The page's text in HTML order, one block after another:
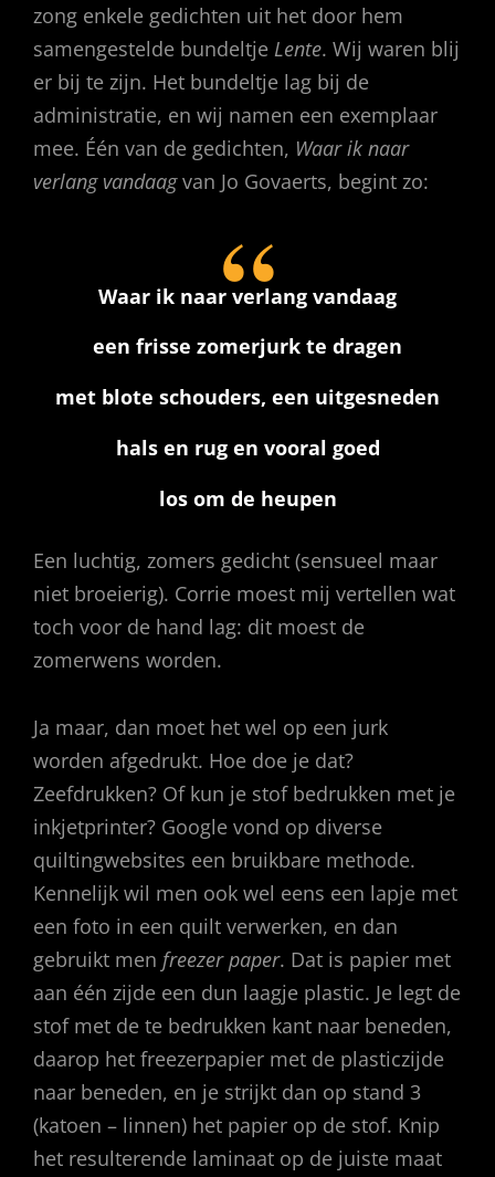
zong enkele gedichten uit het door hem
samengestelde bundeltje Lente. Wij waren blij
er bij te zijn. Het bundeltje lag bij de
administratie, en wij namen een exemplaar
mee. Één van de gedichten, Waar ik naar
verlang vandaagvan Jo Govaerts, begint zo:
Waar ik naar verlang vandaag
een frisse zomerjurk te dragen
met blote schouders, een uitgesneden
hals en rug en vooral goed
los om de heupen
Een luchtig, zomers gedicht (sensueel maar
niet broeierig). Corrie moest mij vertellen wat
toch voor de hand lag: dit moest de
zomerwens worden.
Ja maar, dan moet het wel op een jurk
worden afgedrukt. Hoe doe je dat?
Zeefdrukken? Of kun je stof bedrukken met je
inkjetprinter? Google vond op diverse
quiltingwebsites een bruikbare methode.
Kennelijk wil men ook wel eens een lapje met
een foto in een quilt verwerken, en dan
gebruikt men freezer paper. Dat is papier met
aan één zijde een dun laagje plastic. Je legt de
stof met de te bedrukken kant naar beneden,
daarop het freezerpapier met de plasticzijde
naar beneden, en je strijkt dan op stand 3
(katoen – linnen) het papier op de stof. Knip
het resulterende laminaat op de juiste maat